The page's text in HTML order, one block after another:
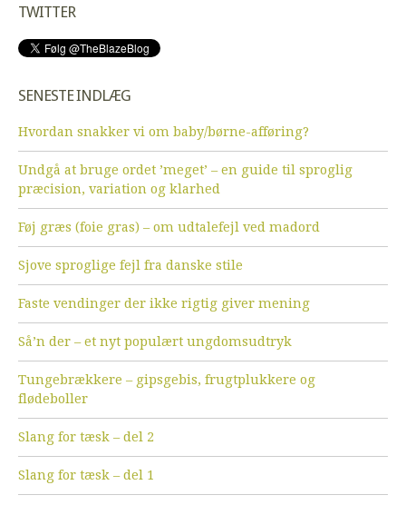
TWITTER
SENESTE INDLÆG
Hvordan snakker vi om baby/børne-afføring?
Undgå at bruge ordet ’meget’ – en guide til sproglig
præcision, variation og klarhed
Føj græs (foie gras) – om udtalefejl ved madord
Sjove sproglige fejl fra danske stile
Faste vendinger der ikke rigtig giver mening
Så’n der – et nyt populært ungdomsudtryk
Tungebrækkere – gipsgebis, frugtplukkere og
flødeboller
Slang for tæsk – del 2
Slang for tæsk – del 1